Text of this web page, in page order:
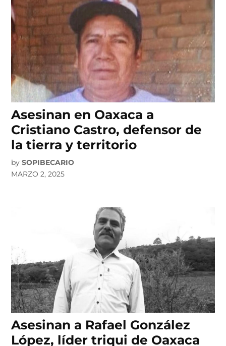
Asesinan en Oaxaca a
Cristiano Castro, defensor de
la tierra y territorio
by SOPIBECARIO
MARZO 2, 2025
Asesinan a Rafael González
López, líder triqui de Oaxaca